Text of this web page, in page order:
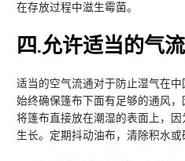
在存放过程中滋生霉菌。
四.允许适当的气流
适当的空气流通对于防止湿气在中
始终确保篷布下面有足够的通风
将篷布直接放在潮湿的表面上，
生长。定期抖动油布，清除积水或